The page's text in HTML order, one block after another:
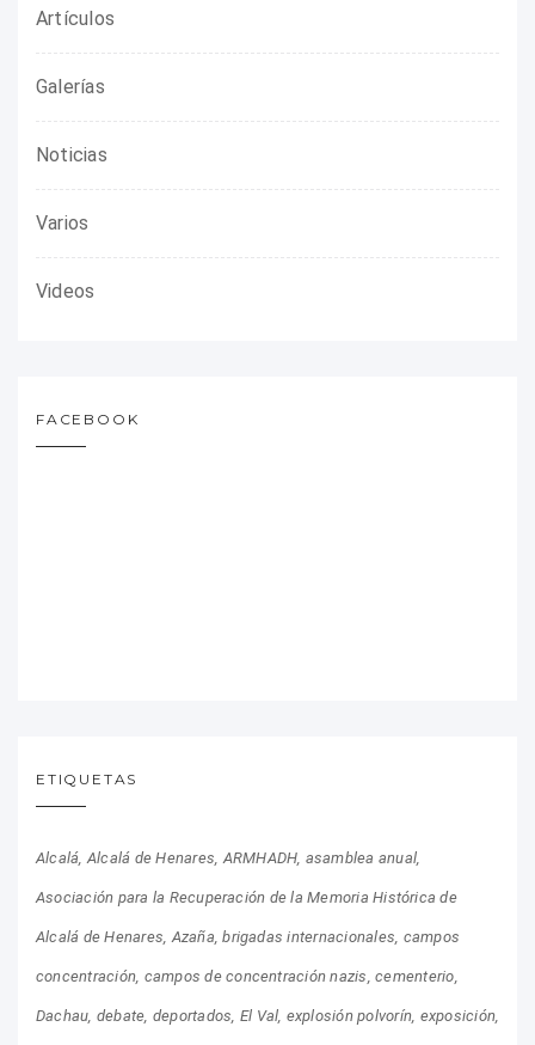
Artículos
Galerías
Noticias
Varios
Videos
FACEBOOK
ETIQUETAS
Alcalá Alcalá de Henares ARMHADH asamblea anual
Asociación para la Recuperación de la Memoria Histórica de
Alcalá de Henares Azaña brigadas internacionales campos
concentración campos de concentración nazis cementerio
Dachau debate deportados El Val explosión polvorín exposición